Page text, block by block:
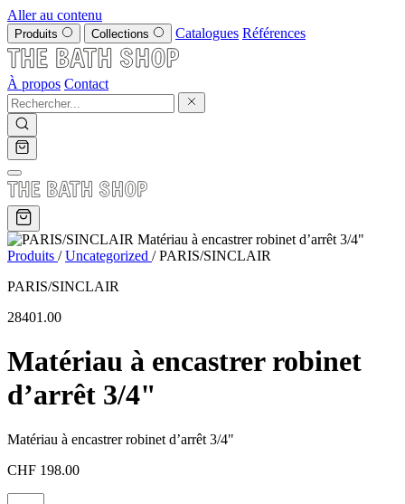
Aller au contenu
Produits Collections Catalogues Références
À propos Contact
Produits / Uncategorized / PARIS/SINCLAIR
PARIS/SINCLAIR
28401.00
Matériau à encastrer robinet
d’arrêt 3/4"
Matériau à encastrer robinet d’arrêt 3/4"
CHF 198.00